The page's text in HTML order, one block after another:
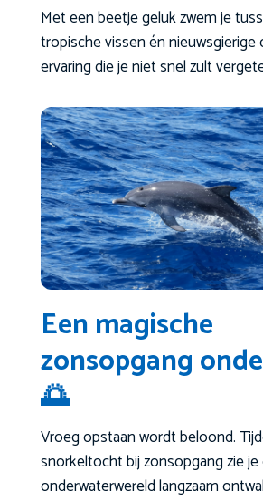
Met een beetje geluk zwem je
tropische vissen én nieuwsgierige
ervaring die je niet snel zult
Een magische
zonsopgang
🌅
Vroeg opstaan wordt beloond.
snorkeltocht bij zonsopgang zie je
onderwaterwereld langzaam